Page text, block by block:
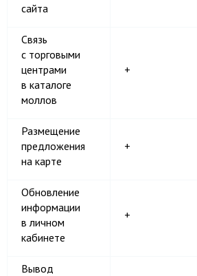
сайта
Связь
c торговыми
центрами
в каталоге
моллов
+
Размещение
предложения
на карте
+
Обновление
информации
в личном
кабинете
+
Вывод